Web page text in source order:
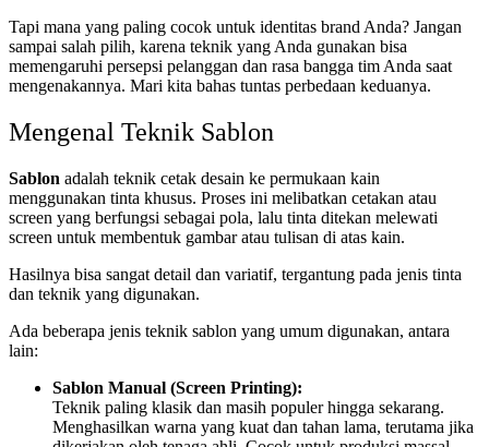
Tapi mana yang paling cocok untuk identitas brand Anda? Jangan
sampai salah pilih, karena teknik yang Anda gunakan bisa
memengaruhi persepsi pelanggan dan rasa bangga tim Anda saat
mengenakannya. Mari kita bahas tuntas perbedaan keduanya.
Mengenal Teknik Sablon
Sablon adalah teknik cetak desain ke permukaan kain
menggunakan tinta khusus. Proses ini melibatkan cetakan atau
screen yang berfungsi sebagai pola, lalu tinta ditekan melewati
screen untuk membentuk gambar atau tulisan di atas kain.
Hasilnya bisa sangat detail dan variatif, tergantung pada jenis tinta
dan teknik yang digunakan.
Ada beberapa jenis teknik sablon yang umum digunakan, antara
lain:
Sablon Manual (Screen Printing):
Teknik paling klasik dan masih populer hingga sekarang.
Menghasilkan warna yang kuat dan tahan lama, terutama jika